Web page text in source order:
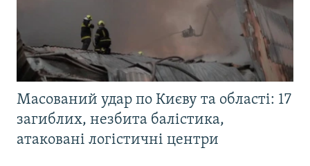
Масований удар по Києву та області: 17
загиблих, незбита балістика,
атаковані логістичні центри